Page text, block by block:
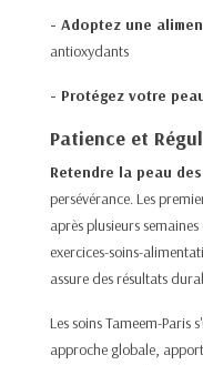
- Adoptez une
antioxydants
- Protégez votre
Patience et
Retendre la peau
persévérance. Les
après plusieurs
exercices-soins-
assure des résultats
Les soinsTameem-Paris
approche globale,